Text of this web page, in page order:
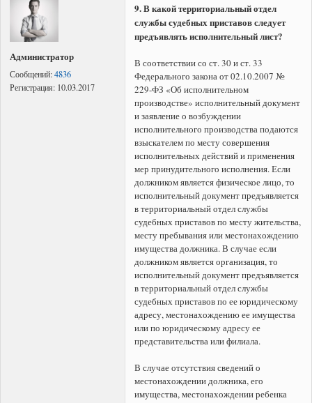
Администратор
Сообщений:4836
Регистрация: 10.03.2017
9. В какой территориальный отдел
службы судебных приставов следует
предъявлять исполнительный лист?
В соответствии со ст. 30 и ст. 33
Федерального закона от 02.10.2007 №
229-ФЗ «Об исполнительном
производстве» исполнительный документ
и заявление о возбуждении
исполнительного производства подаются
взыскателем по месту совершения
исполнительных действий и применения
мер принудительного исполнения. Если
должником является физическое лицо, то
исполнительный документ предъявляется
в территориальный отдел службы
судебных приставов по месту жительства,
месту пребывания или местонахождению
имущества должника. В случае если
должником является организация, то
исполнительный документ предъявляется
в территориальный отдел службы
судебных приставов по ее юридическому
адресу, местонахождению ее имущества
или по юридическому адресу ее
представительства или филиала.
В случае отсутствия сведений о
местонахождении должника, его
имущества, местонахождении ребенка